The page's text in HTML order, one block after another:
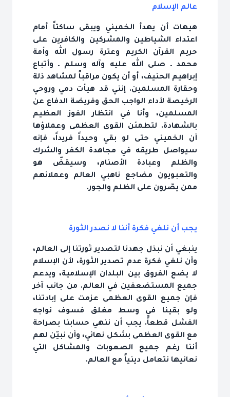
عالم الإسلام
هيهات أن يهدأ الخميني ويبقى ساكتاً أمام
اعتداء الشياطين والمشركين والكافرين على
حريم القرآن الكريم وعترة رسول الله وأمة
محمد ـ صلى الله عليه وآله وسلم ـ وأتباع
إبراهيم الحنيف، أو أن يكون مراقباً لمشاهد ذلة
وحقارة المسلمين. إنني قد هيأت دمي وروحي
الرخيصة لأداء الواجب الحق وفريضة الدفاع عن
المسلمين، وأنا في انتظار الفوز العظيم
بالشهادة. لتطمئن القوى العظمى وعملاؤها
أن الخميني حتى لو بقي وحيداً فريداً، فإنه
سيواصل طريقه في مجاهدة الكفر والشرك
والظلم وعبادة الأصنام، وسيقضّ هو
والتعبويون مضاجع ناهبي العالم وعملائهم
ممن يصّرون على الظلم والجور.
يجب أن نلغي فكرة أننا لا نصدر الثورة
ينبغي أن نبذل جهدنا لتصدير ثورتنا إلى العالم،
وأن نلغي فكرة عدم تصدير الثورة، لأن الإسلام
لا يضع الفروق بين البلدان الإسلامية، ويدعم
جميع المستضعفين في العالم. من جانب آخر
فإن جميع القوى العظمى عزمت على إبادتنا،
ولو بقينا في وسط مغلق فسوف نواجه
الفشل قطعاً. يجب أن ننهي حسابنا بصراحة
مع القوى العظمى بشكل نهائي، وأن نبيّن لهم
أننا رغم جميع الصعوبات والمشاكل التي
نعانيها نتعامل دينياً مع العالم.